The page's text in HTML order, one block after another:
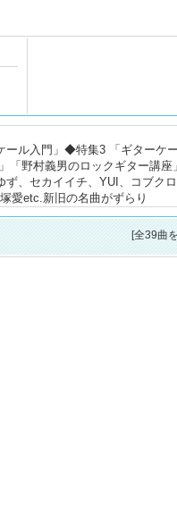
ール入門」◆特集3 「ギターケ
「野村義男のロックギター講座
、セカイイチ、YUI、コブク
愛etc.新旧の名曲がずらり
[全39曲